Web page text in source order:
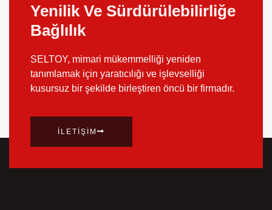
Yenilik Ve Sürdürülebilirliğe
Bağlılık
SELTOY, mimari mükemmelliği yeniden
tanımlamak için yaratıcılığı ve işlevselliği
kusursuz bir şekilde birleştiren öncü bir firmadır.
İLETIŞIM